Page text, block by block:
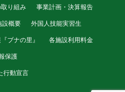
り組み
事業計画・決算報告
設概要
外国人技能実習生
ブナの里』
各施設利用料金
保護
行動宣言